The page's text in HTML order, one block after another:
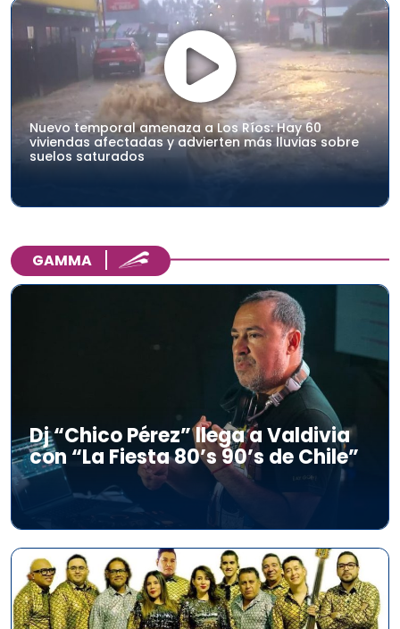
Nuevo temporal amenaza a Los Ríos: Hay 60
viviendas afectadas y advierten más lluvias sobre
suelos saturados
GAMMA
Dj “Chico Pérez” llega a Valdivia
con “La Fiesta 80’s 90’s de Chile”